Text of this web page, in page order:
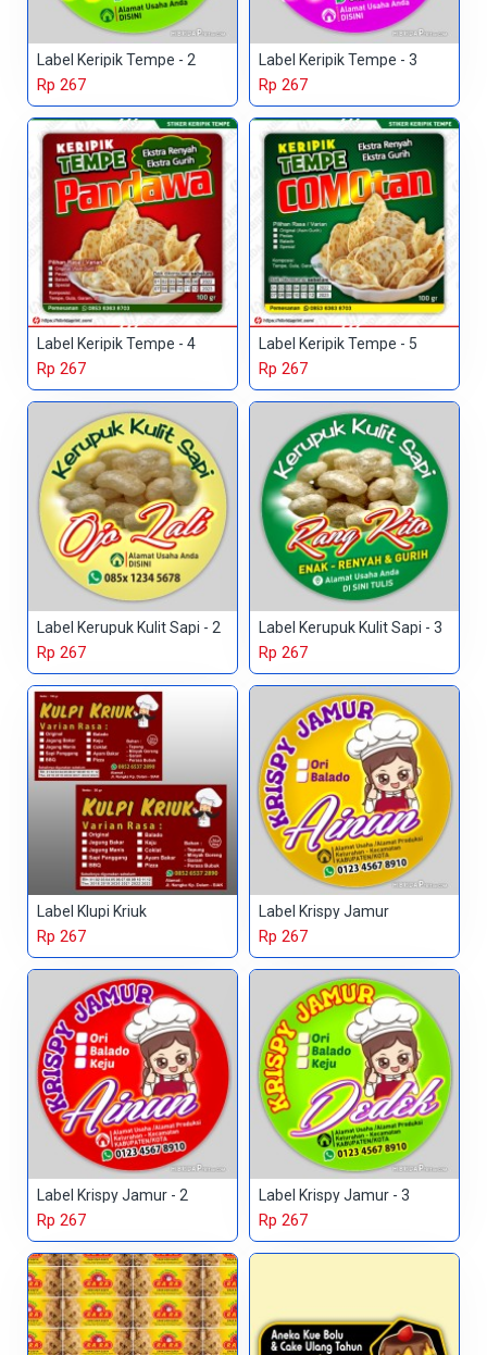
Label Keripik Tempe - 2
Rp 267
Label Keripik Tempe - 3
Rp 267
Label Keripik Tempe - 4
Rp 267
Label Keripik Tempe - 5
Rp 267
Label Kerupuk Kulit Sapi - 2
Rp 267
Label Kerupuk Kulit Sapi - 3
Rp 267
Label Klupi Kriuk
Rp 267
Label Krispy Jamur
Rp 267
Label Krispy Jamur - 2
Rp 267
Label Krispy Jamur - 3
Rp 267